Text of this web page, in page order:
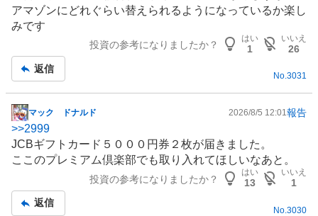
%
、
く
売
た
い
5
0
%
アマゾンにどれぐらい替えられるようになっているか楽し
みです
投資の参考になりましたか？
はい
1
いいえ
26
返信
No.3031
掲
示
板
記
マック ドナルド 2026/8/5 12:01報告
>>2999
JCBギフトカード５０００円券２枚が届きました。
ここのプレミアム倶楽部でも取り入れてほしいなあと。
投資の参考になりましたか？
はい
13
いいえ
1
返信
No. 3030